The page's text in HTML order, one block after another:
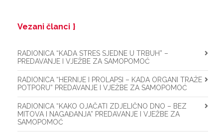
Vezani članci
RADIONICA “KADA STRES SJEDNE U TRBUH” –
PREDAVANJE I VJEŽBE ZA SAMOPOMOĆ
RADIONICA “HERNIJE I PROLAPSI – KADA ORGANI TRAŽE
POTPORU” PREDAVANJE I VJEŽBE ZA SAMOPOMOĆ
RADIONICA “KAKO OJAČATI ZDJELIČNO DNO – BEZ
MITOVA I NAGAĐANJA” PREDAVANJE I VJEŽBE ZA
SAMOPOMOĆ